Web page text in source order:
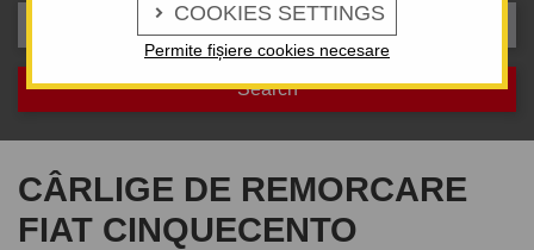
 COOKIES SETTINGS
Permite fișiere cookies necesare
An de producție
CÂRLIGE DE REMORCARE
FIAT CINQUECENTO